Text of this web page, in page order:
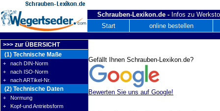
Schrauben-Lexikon.de - Infos zu
Start
online bestellen
>>> zur ÜBERSICHT
(1) Technische Maße
+ nach DIN-Norm
+ nach ISO-Norm
+ nach ARTikel-Nr.
(2) Technische Daten
+ Normung
+ Kopf-und Antriebsform
Gefällt Ihnen Schrauben-Lexikon.de?
Bewerten Sie uns auf Google!